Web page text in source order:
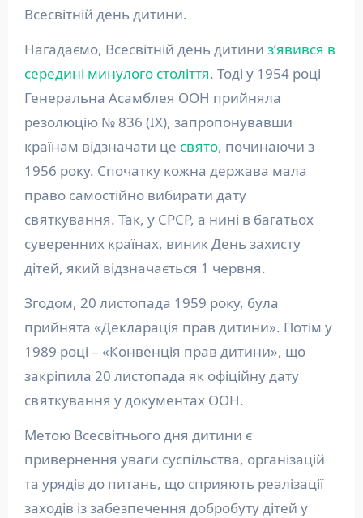
Всесвітній день дитини.
Нагадаємо, Всесвітній день дитини з’явився в
середині минулого століття. Тоді у 1954 році
Генеральна Асамблея ООН прийняла
резолюцію № 836 (IX), запропонувавши
країнам відзначати це свято, починаючи з
1956 року. Спочатку кожна держава мала
право самостійно вибирати дату
святкування. Так, у СРСР, а нині в багатьох
суверенних країнах, виник День захисту
дітей, який відзначається 1 червня.
Згодом, 20 листопада 1959 року, була
прийнята «Декларація прав дитини». Потім у
1989 році – «Конвенція прав дитини», що
закріпила 20 листопада як офіційну дату
святкування у документах ООН.
Метою Всесвітнього дня дитини є
привернення уваги суспільства, організацій
та урядів до питань, що сприяють реалізації
заходів із забезпечення добробуту дітей у